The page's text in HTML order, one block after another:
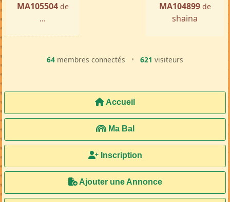
MA105504 de
...
MA104899 de
shaina
64 membres connectés • 621 visiteurs
Accueil
Ma Bal
Inscription
Ajouter une Annonce